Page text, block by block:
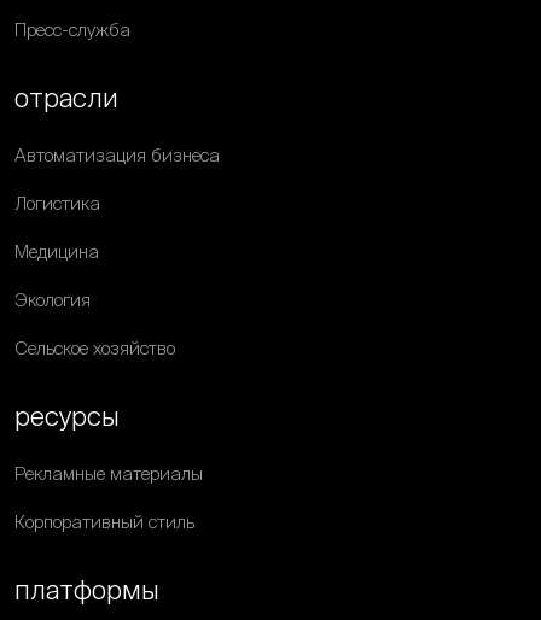
Пресс-служба
отрасли
Автоматизация бизнеса
Логистика
Медицина
Экология
Сельское хозяйство
ресурсы
Рекламные материалы
Корпоративный стиль
платформы